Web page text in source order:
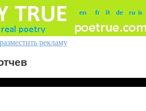
разместить рекламу